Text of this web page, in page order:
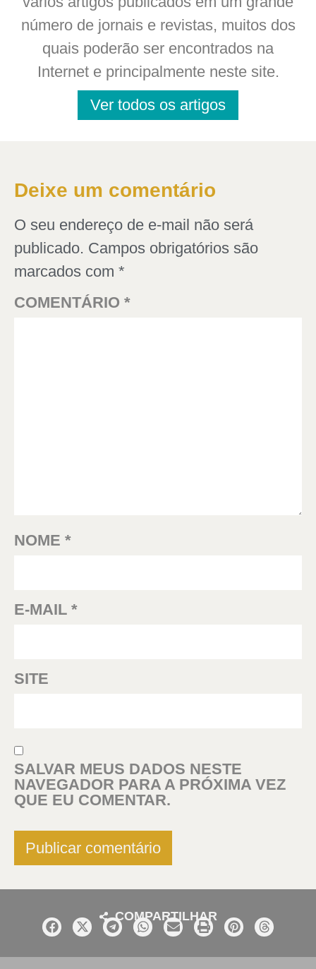
número de jornais e revistas, muitos dos
quais poderão ser encontrados na
Internet e principalmente neste site.
Ver todos os artigos
Deixe um comentário
O seu endereço de e-mail não será
publicado. Campos obrigatórios são
marcados com *
COMENTÁRIO *
NOME *
E-MAIL *
SITE
SALVAR MEUS DADOS NESTE
NAVEGADOR PARA A PRÓXIMA VEZ
QUE EU COMENTAR.
COMPARTILHAR